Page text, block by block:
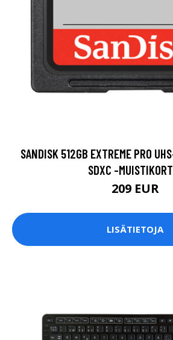
SANDISK 512GB EXTREME PRO
SDXC -
209 EUR
LISÄTIETOJA